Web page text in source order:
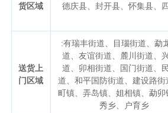
货区域
德庆县、封开县、怀集县、
送货上
门区域
:有瑞丰街道、目瑙街道、勐
道、友谊街道、麓川街道、
道、卯相街道、国门街道、
道、和平国防街道、建设路街
町镇、弄岛镇、姐相镇、勐卯
秀乡、户育乡